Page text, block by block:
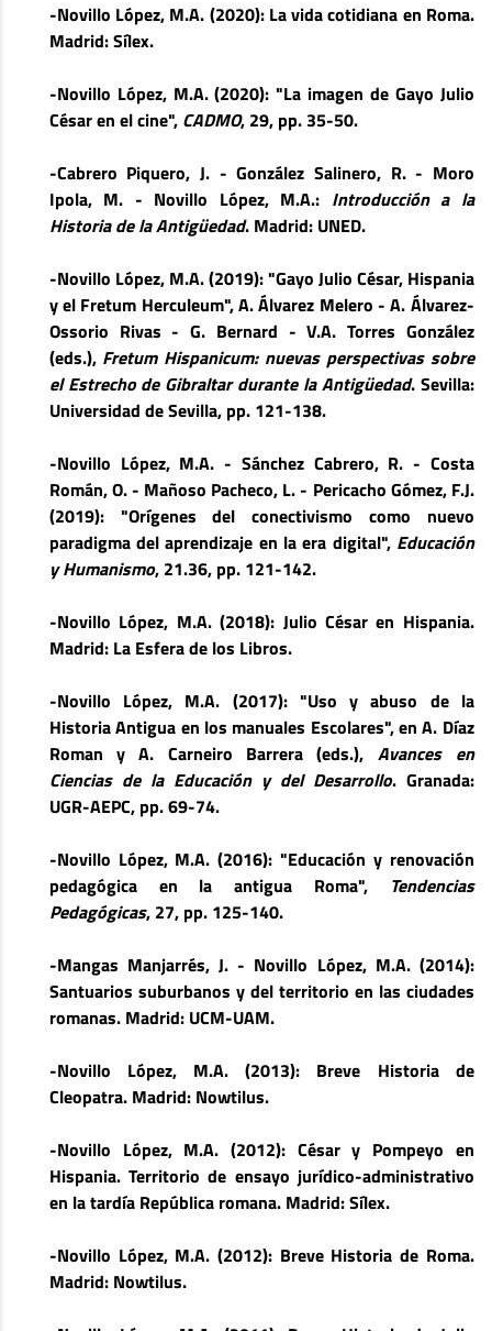
-Novillo López, M.A. (2020): La vida cotidiana en Roma.
Madrid: Sílex.
-Novillo López, M.A. (2020): "La imagen de Gayo Julio
César en el cine", CADMO, 29, pp. 35-50.
-Cabrero Piquero, J. - González Salinero, R. - Moro
Ipola, M. - Novillo López, M.A.: Introducción a la
Historia de la Antigüedad. Madrid: UNED.
-Novillo López, M.A. (2019): "Gayo Julio César, Hispania
y el Fretum Herculeum", A. Álvarez Melero - A. Álvarez-
Ossorio Rivas - G. Bernard - V.A. Torres González
(eds.), Fretum Hispanicum: nuevas perspectivas sobre
el Estrecho de Gibraltar durante la Antigüedad. Sevilla:
Universidad de Sevilla, pp. 121-138.
-Novillo López, M.A. - Sánchez Cabrero, R. - Costa
Román, O. - Mañoso Pacheco, L. - Pericacho Gómez, F.J.
(2019): "Orígenes del conectivismo como nuevo
paradigma del aprendizaje en la era digital", Educación
y Humanismo, 21.36, pp. 121-142.
-Novillo López, M.A. (2018): Julio César en Hispania.
Madrid: La Esfera de los Libros.
-Novillo López, M.A. (2017): "Uso y abuso de la
Historia Antigua en los manuales Escolares", en A. Díaz
Roman y A. Carneiro Barrera (eds.), Avances en
Ciencias de la Educación y del Desarrollo. Granada:
UGR-AEPC, pp. 69-74.
-Novillo López, M.A. (2016): "Educación y renovación
pedagógica en la antigua Roma", Tendencias
Pedagógicas, 27, pp. 125-140.
-Mangas Manjarrés, J. - Novillo López, M.A. (2014):
Santuarios suburbanos y del territorio en las ciudades
romanas. Madrid: UCM-UAM.
-Novillo López, M.A. (2013): Breve Historia de
Cleopatra. Madrid: Nowtilus.
-Novillo López, M.A. (2012): César y Pompeyo en
Hispania. Territorio de ensayo jurídico-administrativo
en la tardía República romana. Madrid: Sílex.
-Novillo López, M.A. (2012): Breve Historia de Roma.
Madrid: Nowtilus.